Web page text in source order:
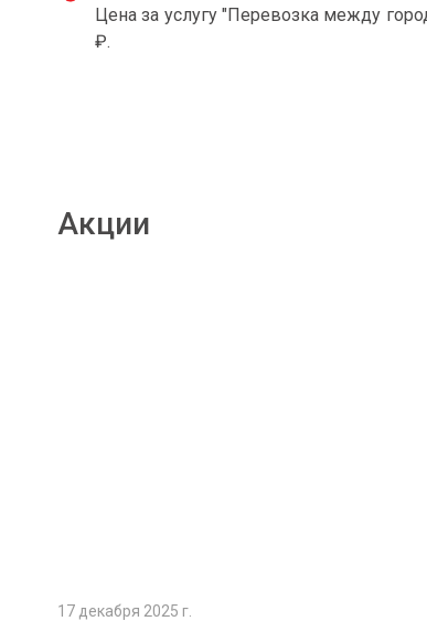
Цена за услугу "Перевозка между
₽.
Акции
17 декабря 2025 г.